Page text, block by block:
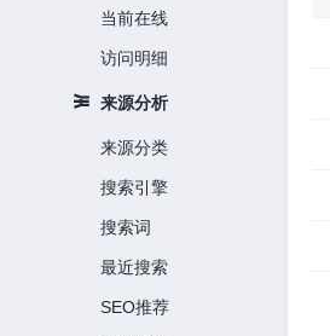
当前在线
访问明细
来源分析
来源分类
搜索引擎
搜索词
最近搜索
SEO推荐